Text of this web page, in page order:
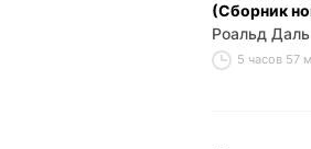
(Сборник
Роальд Даль
5 часов 57